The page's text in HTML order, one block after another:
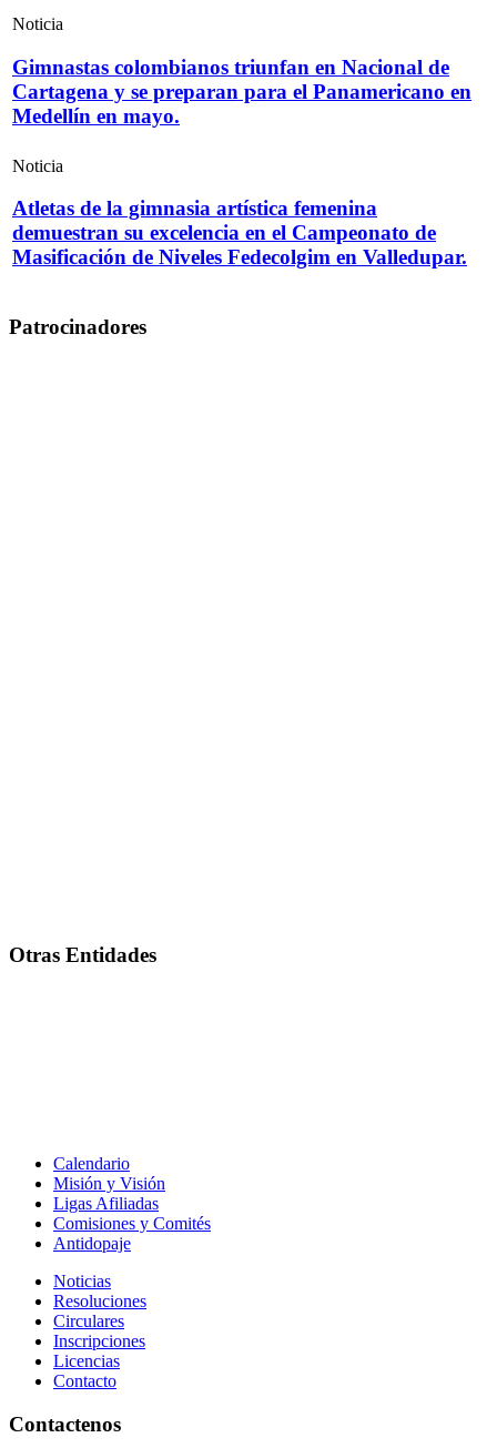
Noticia
Gimnastas colombianos triunfan en Nacional de
Cartagena y se preparan para el Panamericano en
Medellín en mayo.
Noticia
Atletas de la gimnasia artística femenina
demuestran su excelencia en el Campeonato de
Masificación de Niveles Fedecolgim en Valledupar.
Patrocinadores
Otras Entidades
Calendario
Misión y Visión
Ligas Afiliadas
Comisiones y Comités
Antidopaje
Noticias
Resoluciones
Circulares
Inscripciones
Licencias
Contacto
Contactenos